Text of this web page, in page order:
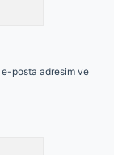
e-posta adresim ve